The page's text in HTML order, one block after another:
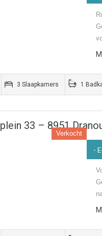
3 Slaapkamers 1
33 – 8951
Verkocht
-